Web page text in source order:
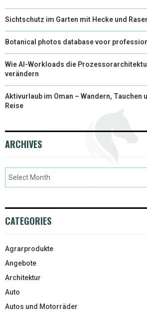
Sichtschutz im Garten mit Hecke und
Botanical photos database voor
Wie AI-Workloads die
verändern
Aktivurlaub im Oman – Wandern, Tauchen
Reise
ARCHIVES
CATEGORIES
Agrarprodukte
Angebote
Architektur
Auto
Autos und Motorräder